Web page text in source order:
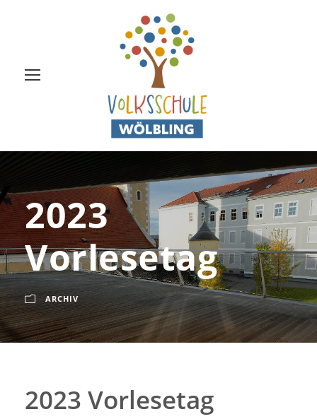
2023
Vorlesetag
ARCHIV
2023 Vorlesetag